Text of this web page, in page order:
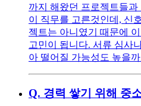
까지 해왔던 프로젝트들
이 직무를 고른것인데, 신
젝트는 아니였기 때문에
고민이 됩니다. 서류 심사
아 떨어질 가능성도 높을
Q. 경력 쌓기 위해 중